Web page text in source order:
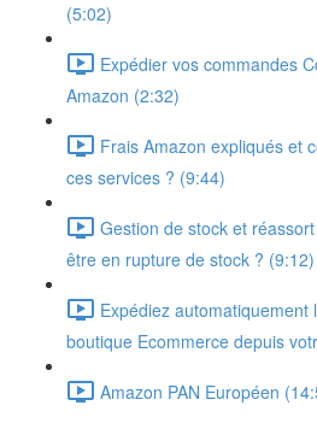
(5:02)
Expédier vos commandes
Amazon (2:32)
Frais Amazon expliqués et
ces services ? (9:44)
Gestion de stock et
être en rupture de stock ? (9:12)
Expédiez
boutique Ecommerce depuis
Amazon PAN Européen